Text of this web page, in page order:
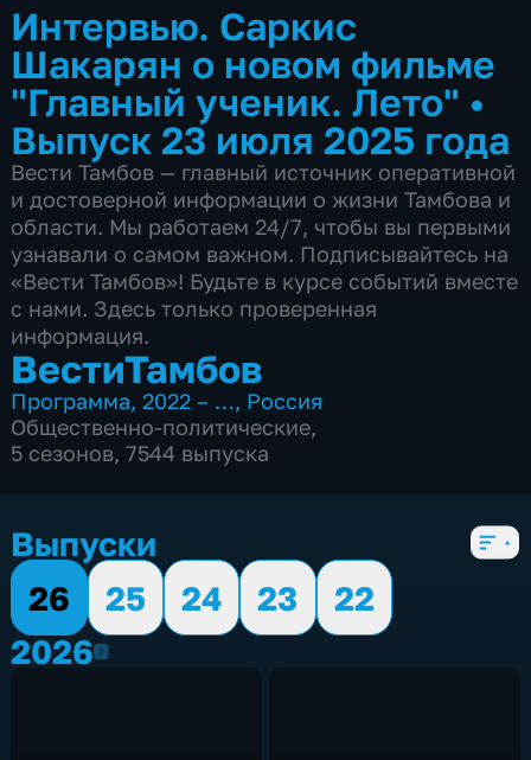
Интервью. Саркис
Шакарян о новом фильме
"Главный ученик. Лето" •
Выпуск 23 июля 2025 года
Вести Тамбов — главный источник оперативной
и достоверной информации о жизни Тамбова и
области. Мы работаем 24/7, чтобы вы первыми
узнавали о самом важном. Подписывайтесь на
«Вести Тамбов»! Будьте в курсе событий вместе
с нами. Здесь только проверенная
информация.
ВестиТамбов
Программа,2022 – …, Россия
Общественно-политические,
5 сезонов, 7544 выпуска
Выпуски
26
25 24 23
22
20262026